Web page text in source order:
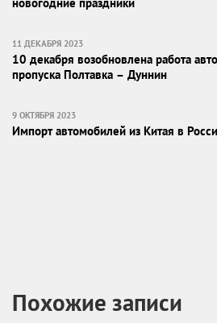
11 ДЕКАБРЯ 2023
10 декабря возобновлена работа
пропуска Полтавка – Дуннин
9 ОКТЯБРЯ 2023
Импорт автомобилей из Китая в
Похожие записи